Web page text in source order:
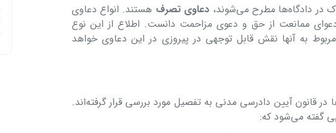
در دادگاه‌ها مطرح می‌شوند، دعاوی تصرف هستند. انواع دعاوی
ممانعت از حق و دعوی مزاحمت دانست. اطلاع از این نوع
به آنها نقش قابل توجهی در پیروزی در این دعاوی خواهد
قانون آیین دادرسی مدنی به تفصیل مورد بررسی قرار گرفته‌اند.
گفته می‌شود که: